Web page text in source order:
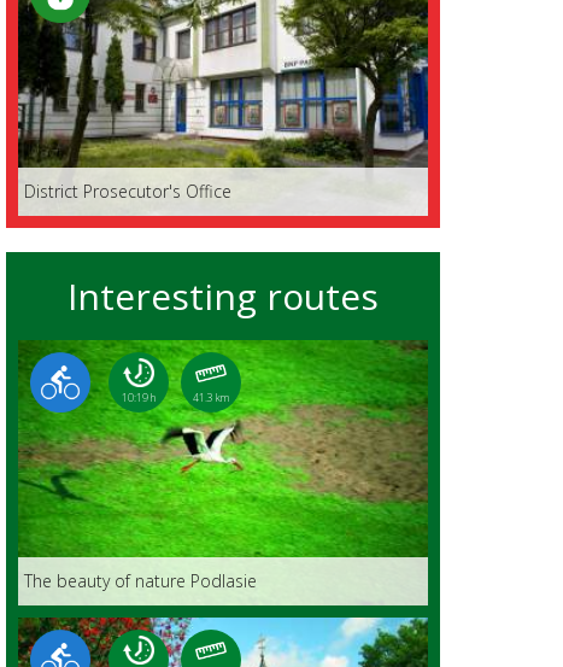
District Prosecutor's Office
Interesting routes
10:19 h 41.3 km
The beauty of nature Podlasie